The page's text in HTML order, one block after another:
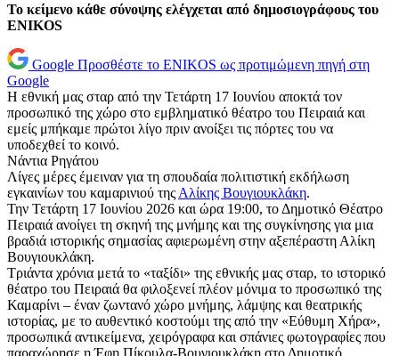
Το κείμενο κάθε σύνοψης ελέγχεται από δημοσιογράφους του
ENIKOS
Google Προσθέστε το ENIKOS ως προτιμώμενη πηγή στη
Google
Η εθνική μας σταρ από την Τετάρτη 17 Ιουνίου αποκτά τον
προσωπικό της χώρο στο εμβληματικό θέατρο του Πειραιά και
εμείς μπήκαμε πρώτοι λίγο πριν ανοίξει τις πόρτες του να
υποδεχθεί το κοινό.
Νάντια Ρηγάτου
Λίγες μέρες έμειναν για τη σπουδαία πολιτιστική εκδήλωση
εγκαινίων του καμαρινιού της Αλίκης Βουγιουκλάκη.
Την Τετάρτη 17 Ιουνίου 2026 και ώρα 19:00, το Δημοτικό Θέατρο
Πειραιά ανοίγει τη σκηνή της μνήμης και της συγκίνησης για μια
βραδιά ιστορικής σημασίας αφιερωμένη στην αξεπέραστη Αλίκη
Βουγιουκλάκη.
Τριάντα χρόνια μετά το «ταξίδι» της εθνικής μας σταρ, το ιστορικό
θέατρο του Πειραιά θα φιλοξενεί πλέον μόνιμα το προσωπικό της
Καμαρίνι – έναν ζωντανό χώρο μνήμης, λάμψης και θεατρικής
ιστορίας, με το αυθεντικό κοστούμι της από την «Εύθυμη Χήρα»,
προσωπικά αντικείμενα, χειρόγραφα και σπάνιες φωτογραφίες που
παραχώρησε η Έφη Πίκουλα-Βουγιουκλάκη στο Δημοτικό